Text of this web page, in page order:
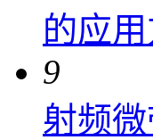
的应
9
射频